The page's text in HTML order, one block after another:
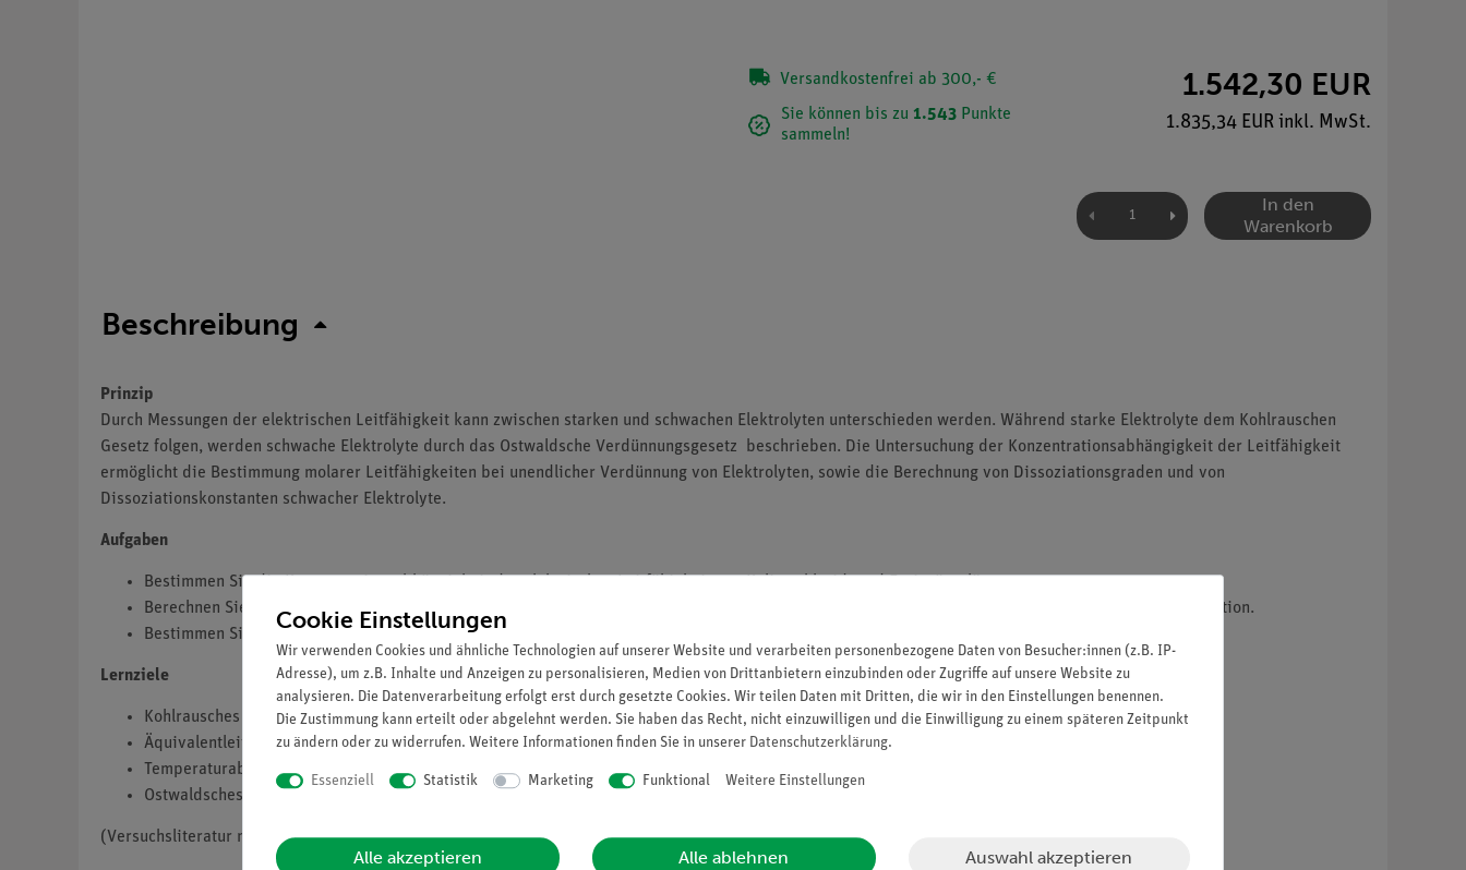
Versandkostenfrei ab 300,- €
Sie können bis zu 1.543 Punkte
sammeln!
1.542,30 EUR
1.835,34 EUR inkl. MwSt.
In den
Warenkorb
Beschreibung
Prinzip
Durch Messungen der elektrischen Leitfähigkeit kann zwischen starken und schwachen Elektrolyten unterschieden werden. Während starke Elektrolyte dem Kohlrauschen
Gesetz folgen, werden schwache Elektrolyte durch das Ostwaldsche Verdünnungsgesetz beschrieben. Die Untersuchung der Konzentrationsabhängigkeit der Leitfähigkeit
ermöglicht die Bestimmung molarer Leitfähigkeiten bei unendlicher Verdünnung von Elektrolyten, sowie die Berechnung von Dissoziationsgraden und von
Dissoziationskonstanten schwacher Elektrolyte.
Aufgaben
Bestimmen Sie die Konzentrationsabhängigkeit der elektrischen Leitfähigkeit von Kaliumchlorid- und Essigsäurelösungen.
Berechnen Sie die molare Leitfähigkeit aus den Meßdaten und bestimmen Sie die molare Leitfähigkeit bei unendlicher Verdünnung durch Extrapolation.
Bestimmen Sie die Dissoziationskonstante der Essigsäure.
Lernziele
Kohlrausches Gesetz
Äquivalentleitfähigkeit
Temperaturabhängigkeit von Leitfähigkeit
Ostwaldsches Verdünnungsgesetz
(Versuchsliteratur nur in Englisch)
Cookie Einstellungen
Wir verwenden Cookies und ähnliche Technologien auf unserer Website und verarbeiten personenbezogene Daten von Besucher:innen (z.B. IP-
Adresse), um z.B. Inhalte und Anzeigen zu personalisieren, Medien von Drittanbietern einzubinden oder Zugriffe auf unsere Website zu
analysieren. Die Datenverarbeitung erfolgt erst durch gesetzte Cookies. Wir teilen Daten mit Dritten, die wir in den Einstellungen benennen.
Die Zustimmung kann erteilt oder abgelehnt werden. Sie haben das Recht, nicht einzuwilligen und die Einwilligung zu einem späteren Zeitpunkt
zu ändern oder zu widerrufen. Weitere Informationen finden Sie in unserer Daten­schutz­erklärung.
Essenziell Statistik Marketing Funktional Weitere Einstellungen
Alle akzeptieren Alle ablehnen Auswahl akzeptieren